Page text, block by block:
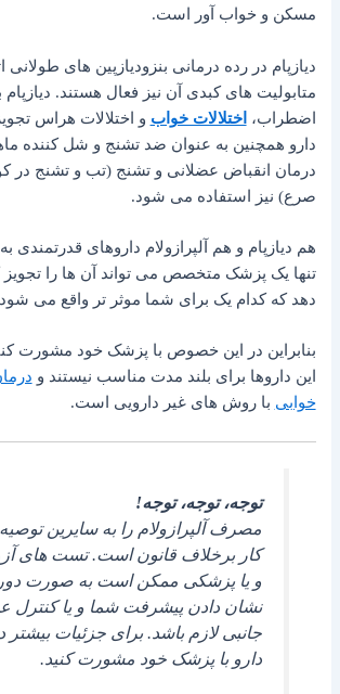
مسکن و خواب ‌آور است.
دیازپام در رده درمانی بنزودیازپین‌ های طولانی
متابولیت های کبدی آن نیز فعال هستند.
اضطراب، اختلالات خواب و اختلالات هراس
دارو همچنین به‌ عنوان ضد تشنج و شل‌ کننده
درمان انقباض عضلانی و تشنج (تب و تشنج در
صرع) نیز استفاده می ‌شود.
هم دیازپام و هم آلپرازولام داروهای قدرتمندی
تنها یک پزشک متخصص می تواند آن ها را
دهد که کدام یک برای شما موثر تر واقع می
بنابراین در این خصوص با پزشک خود مشورت
این داروها برای بلند مدت مناسب نیستند و
خوابی با روش های غیر دارویی است.
توجه، توجه، توجه!
مصرف آلپرازولام را به سایرین توصیه
کار برخلاف قانون است. تست های
و یا پزشکی ممکن است به صورت
نشان دادن پیشرفت شما و یا کنترل
جانبی لازم باشد. برای جزئیات بیشتر
دارو با پزشک خود مشورت کنید.